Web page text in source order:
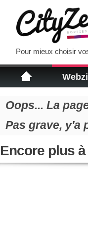
Pour mieux choisir
Oops... La
Pas grave, y'a
Encore plus